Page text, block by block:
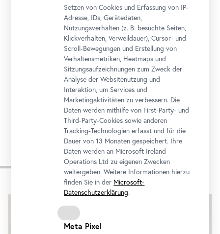
Programmkalender
In Kooperation mit
Impressionen
Setzen von Cookies und Erfassung von IP-
Adresse, IDs, Gerätedaten,
Nutzungsverhalten (z. B. besuchte Seiten,
Klickverhalten, Verweildauer), Cursor- und
Scroll-Bewegungen und Erstellung von
Verhaltensmetriken, Heatmaps und
Sitzungsaufzeichnungen zum Zweck der
Analyse der Websitenutzung und
Interaktion, um Services und
Marketingaktivitäten zu verbessern. Die
Daten werden mithilfe von First-Party- und
Third-Party-Cookies sowie anderen
Tracking-Technologien erfasst und für die
Dauer von 13 Monaten gespeichert. Ihre
Daten werden an Microsoft Ireland
Operations Ltd zu eigenen Zwecken
weitergeben. Weitere Informationen hierzu
finden Sie in der Microsoft-
Datenschutzerklärung.
Meta Pixel